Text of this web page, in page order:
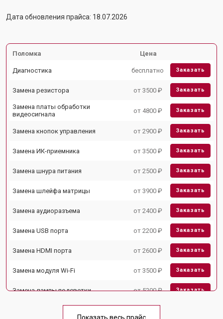
Дата обновления прайса: 18.07.2026
Поломка Цена
Диагностика бесплатно Заказать
Замена резистора от 3500 ₽ Заказать
Замена платы обработки
видеосигнала
от 4800 ₽ Заказать
Замена кнопок управления от 2900 ₽ Заказать
Замена ИК-приемника от 3500 ₽ Заказать
Замена шнура питания от 2500 ₽ Заказать
Замена шлейфа матрицы от 3900 ₽ Заказать
Замена аудиоразъема от 2400 ₽ Заказать
Замена USB порта от 2200 ₽ Заказать
Замена HDMI порта от 2600 ₽ Заказать
Замена модуля Wi-Fi от 3500 ₽ Заказать
Замена лампы подсветки от 5200 ₽ Заказать